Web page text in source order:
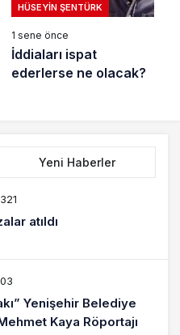
HÜSEYIN ŞENTÜRK
1 sene önce
İddiaları ispat
ederlerse ne olacak?
Yeni Haberler
atıldı
Yenişehir Belediye
Adayı Mehmet Kaya Röportajı